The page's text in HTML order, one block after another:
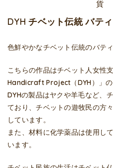
DYH チベット伝統 バテ
色鮮やかなチベット伝統のバテ
こちらの作品はチベット人女性
Handicraft Project（DYH）」の
DYHの製品はヤクや羊毛など、
ており、チベットの遊牧民の方
しています。
また、材料に化学薬品は使用し
います。